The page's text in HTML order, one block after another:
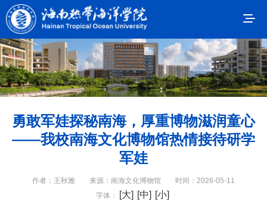
勇敢军娃探秘南海，厚重博物滋润童心
——我校南海文化博物馆热情接待研学
军娃
作者：王秋雅 来源：南海文化博物馆
时间：2026-05-11
字体：
[大] [中] [小]